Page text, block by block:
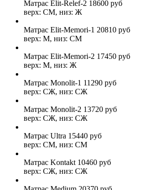
Матрас Elit-Relef-2 18600 руб
верх: СМ, низ: Ж
Матрас Elit-Memori-1 20810 руб
верх: М, низ: СМ
Матрас Elit-Memori-2 17450 руб
верх: М, низ: Ж
Матрас Monolit-1 11290 руб
верх: СЖ, низ: СЖ
Матрас Monolit-2 13720 руб
верх: СЖ, низ: СЖ
Матрас Ultra 15440 руб
верх: СМ, низ: СМ
Матрас Kontakt 10460 руб
верх: СЖ, низ: СЖ